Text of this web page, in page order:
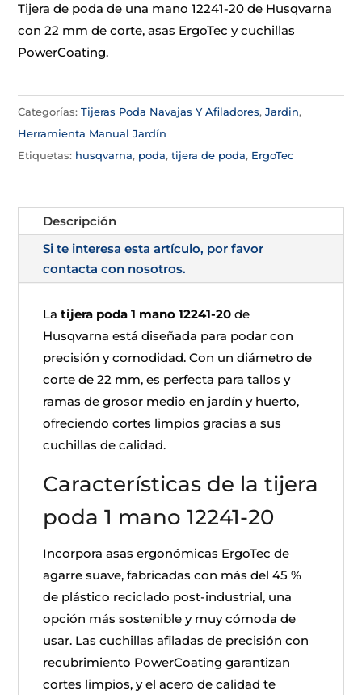
Tijera de poda de una mano 12241-20 de Husqvarna
con 22 mm de corte, asas ErgoTec y cuchillas
PowerCoating.
Categorías:Tijeras Poda Navajas Y Afiladores,Jardin,
Herramienta Manual Jardín
Etiquetas: husqvarna, poda,tijera de poda, ErgoTec
Descripción
Si te interesa esta artículo, por favor
contacta con nosotros.
Latijera poda 1 mano 12241-20 de
Husqvarna está diseñada para podar con
precisión y comodidad. Con un diámetro de
corte de 22 mm, es perfecta para tallos y
ramas de grosor medio en jardín y huerto,
ofreciendo cortes limpios gracias a sus
cuchillas de calidad.
Características de la tijera
poda 1 mano 12241-20
Incorpora asas ergonómicas ErgoTec de
agarre suave, fabricadas con más del 45 %
de plástico reciclado post-industrial, una
opción más sostenible y muy cómoda de
usar. Las cuchillas afiladas de precisión con
recubrimiento PowerCoating garantizan
cortes limpios, y el acero de calidad te